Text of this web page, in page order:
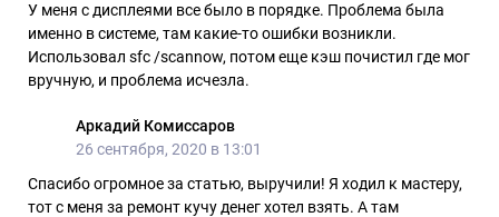
У меня с дисплеями все было в порядке. Проблема была
именно в системе, там какие-то ошибки возникли.
Использовал sfc /scannow, потом еще кэш почистил где мог
вручную, и проблема исчезла.
Аркадий Комиссаров
26 сентября, 2020 в 13:01
Спасибо огромное за статью, выручили! Я ходил к мастеру,
тот с меня за ремонт кучу денег хотел взять. А там